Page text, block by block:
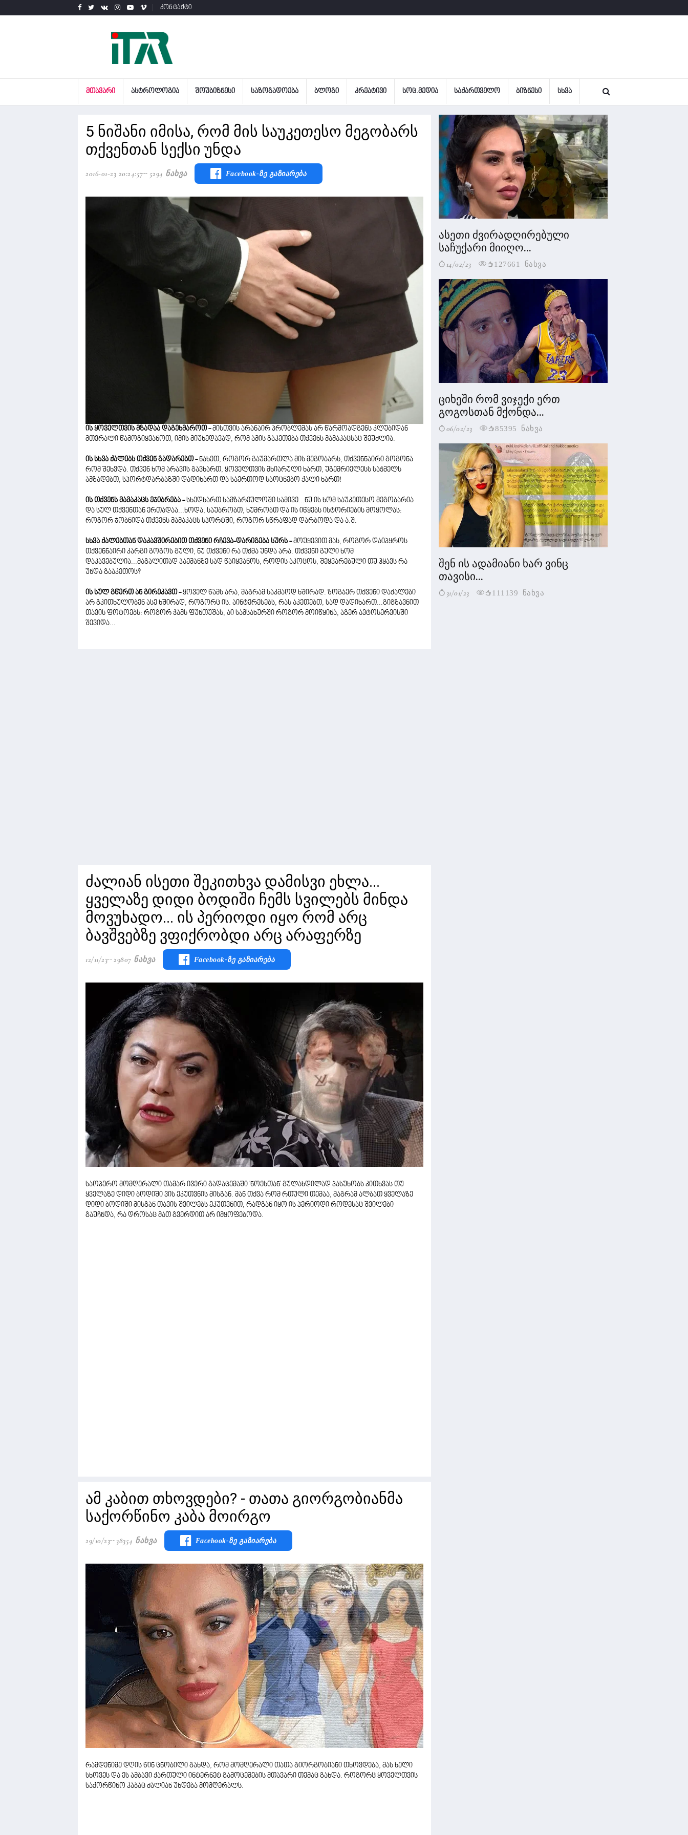
კონტაქტი
ᲛᲗᲐᲕᲐᲠᲘ ᲐᲡᲢᲠᲝᲚᲝᲒᲘᲐ ᲨᲝᲣᲑᲘᲖᲜᲔᲡᲘ ᲡᲐᲖᲝᲒᲐᲓᲝᲔᲑᲐ ᲑᲚᲝᲒᲘ ᲙᲠᲔᲐᲢᲘᲕᲘ ᲡᲝᲪ.ᲛᲔᲓᲘᲐ ᲡᲐᲥᲐᲠᲗᲕᲔᲚᲝ ᲑᲘᲖᲜᲔᲡᲘ ᲡᲮᲕᲐ
5 ნიშანი იმისა, რომ მის საუკეთესო მეგობარს
თქვენთან სექსი უნდა
2016-01-23 20:24:57 5294 Ნახვა Facebook-Ზე Გაზიარება
ის ყოველთვის მზადაა დაგეხმაროთ -მისთვის არანაირ პრობლემას არ წარმოადგენს კლუბიდან
მთვრალი წამოგიყვანოთ, იმის მიუხედავად, რომ ამის გაკეთება თქვენს მამაკაცსაც შეუძლია.
ის სხვა ქალებს თქვენ გადარებთ -ნახეთ, როგორ გაუმართლა მის მეგობარს, თქვენნაირი გოგონა
რომ შეხვდა. თქვენ ხომ არავის გავხართ, ყოველთვის მხიარული ხართ, უგემრიელესს საჭმელს
ამზადებთ, სპორტდარბაზში დადიხართ და საერთოდ საოცნებო ქალი ხართ!
ის თქვენს მამაკაცს ეჯიბრება -სხედხართ სამზარეულოში სამივე...ნუ ის ხომ საუკეთესო მეგობარია
და სულ თქვენთან ერთადაა...ხოდა, საუბრობთ, ხუმრობთ და ის იწყებს ისტორიების მოყოლას:
როგორ ჯობნიდა თქვენს მამაკაცს სპორტში, როგორ სწრაფად დარბოდა და ა.შ.
სხვა ქალებთან დაკავშირებით თქვენი რჩევა-დარიგება სურს -მოუყევით მას, როგორ დაიპყროს
თქვენნაირი კარგი გოგოს გული, ნუ თქვენი რა თქმა უნდა არა. თქვენი გული ხომ
დაკავებულია...მაგალითად პაემანზე სად წაიყვანოს, როდის აკოცოს, შეყვარებული თუ ჰყავს რა
უნდა გააკეთოს?
ის სულ გწერთ ან გირეკავთ -ყოველ წამს არა, მაგრამ საკმაოდ ხშირად. ზოგჯერ თქვენი დაქალები
არ გკითხულობენ ასე ხშირად, როგორც ის. აინტერესებს, რას აკეთებთ, სად დადიხართ...გიგზავნით
თავის ფოტოებს: როგორ ჭამს ფუნთუშას, აი სამსახურში როგორ მოიწყინა, აგერ ავტოსერვისში
შევიდა...
ძალიან ისეთი შეკითხვა დამისვი ეხლა...
ყველაზე დიდი ბოდიში ჩემს სვილებს მინდა
მოვუხადო... ის პერიოდი იყო რომ არც
ბავშვებზე ვფიქრობდი არც არაფერზე
12/11/23 29807 Ნახვა Facebook-Ზე Გაზიარება
საოპერო მომღერალი თამარ ივერი გადაცემაში 'ნოესთან' გულახდილად პასუხობს კითხვას თუ
ყველაზე დიდი ბოდიში ვის ეკუთვნის მისგან. მან თქვა რომ რთული თემაა, მაგრამ ალბათ ყველაზე
დიდი ბოდიში მისგან თავის შვილებს ეკუთვნით, რადგან იყო ის პერიოდი როდესაც შვილები
გაუჩნდა, რა დროსაც მათ გვერდით არ იმყოფებოდა.
ამ კაბით თხოვდები? - თათა გიორგობიანმა
საქორწინო კაბა მოირგო
29/10/23 38354 Ნახვა Facebook-Ზე Გაზიარება
რამდენიმე დღის წინ ცნობილი გახდა, რომ მომღერალი თათა გიორგობიანი თხოვდება, მას ხელი
სხოვეს და ეს ამბავი ქართული ინტერნეტ გამოცემების მთავარი თემაც გახდა. როგორც ყოველთვის
საქორწინო კაბაც ძალიან უხდება მომღერალს.
ასეთი ძვირადღირებული
საჩუქარი მიიღო...
14/02/23 127661 ნახვა
ციხეში რომ ვიჯექი ერთ
გოგოსთან მქონდა...
06/02/23 85395 ნახვა
შენ ის ადამიანი ხარ ვინც
თავისი...
31/01/23 111139 ნახვა